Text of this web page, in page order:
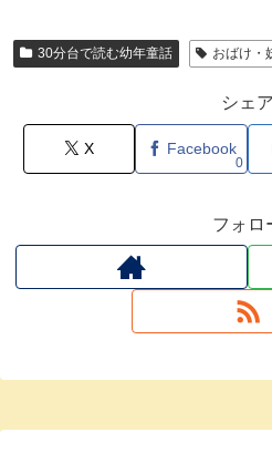
30分台で読む幼年童話 おばけ・
シェア
X Facebook
0
フォロ